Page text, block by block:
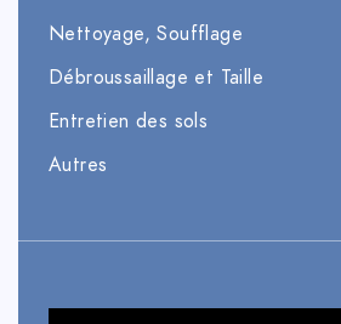
Nettoyage, Soufflage
Débroussaillage et Taille
Entretien des sols
Autres